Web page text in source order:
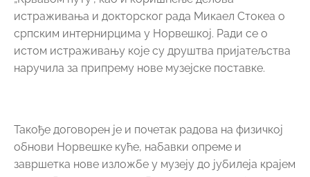
извести друштва пријатељстава, а пројекат нове
изложбе ће, по ранијем договору координирати
БИП, односно Братислав Добрић.
разговарало се о већем учешћу младих музичара из
Горњег Милановца на овом курсу и њихово
укључење у World music festival, као ад хок